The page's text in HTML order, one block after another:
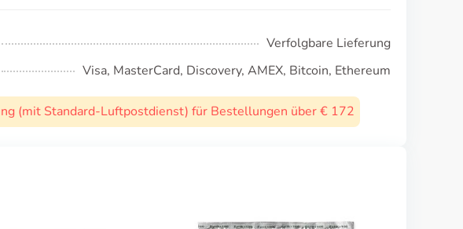
Verfolgbare Lieferung
Visa, MasterCard, Discovery, AMEX, Bitcoin, Ethereum
(mit Standard-Luftpostdienst) für Bestellungen über € 172